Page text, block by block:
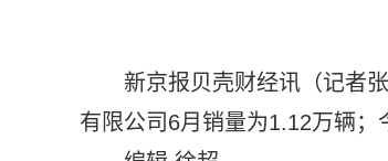
新京报贝壳财经讯（记者
有限公司6月销量为1.12万辆；